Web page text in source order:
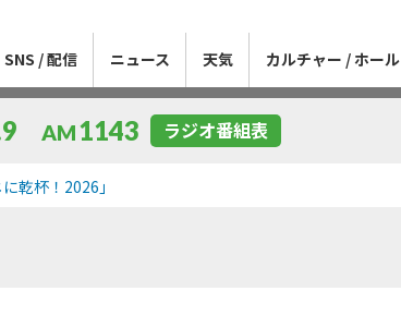
SNS / 配信 ニュース 天気 カルチャー / ホール
AM1143 ラジオ番組表
乾杯！2026」